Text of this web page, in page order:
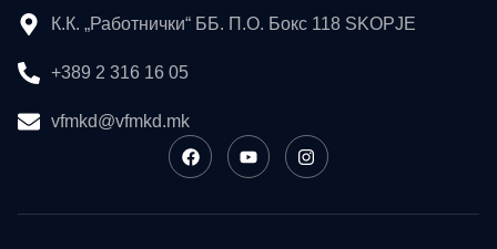
К.К. „Работнички“ ББ. П.О. Бокс 118 SKOPJE
+389 2 316 16 05
vfmkd@vfmkd.mk